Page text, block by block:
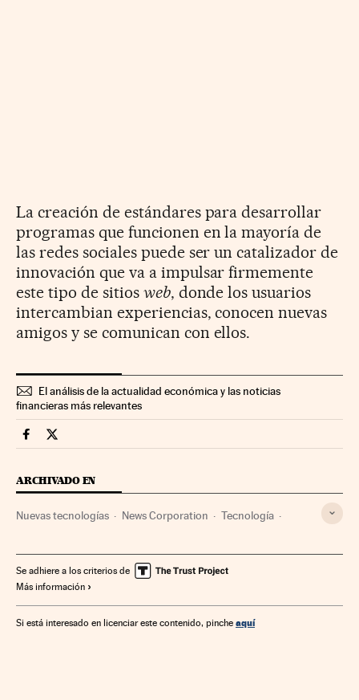
La creación de estándares para desarrollar
programas que funcionen en la mayoría de
las redes sociales puede ser un catalizador de
innovación que va a impulsar firmemente
este tipo de sitios web, donde los usuarios
intercambian experiencias, conocen nuevas
amigos y se comunican con ellos.
El análisis de la actualidad económica y las noticias
financieras más relevantes
Companias Cinco Días en Facebook
Companias Cinco Días en Twitter
ARCHIVADO EN
Nuevas tecnologías News Corporation Tecnología
Se adhiere a los criterios de
Más información
Si está interesado en licenciar este contenido, pinche aquí